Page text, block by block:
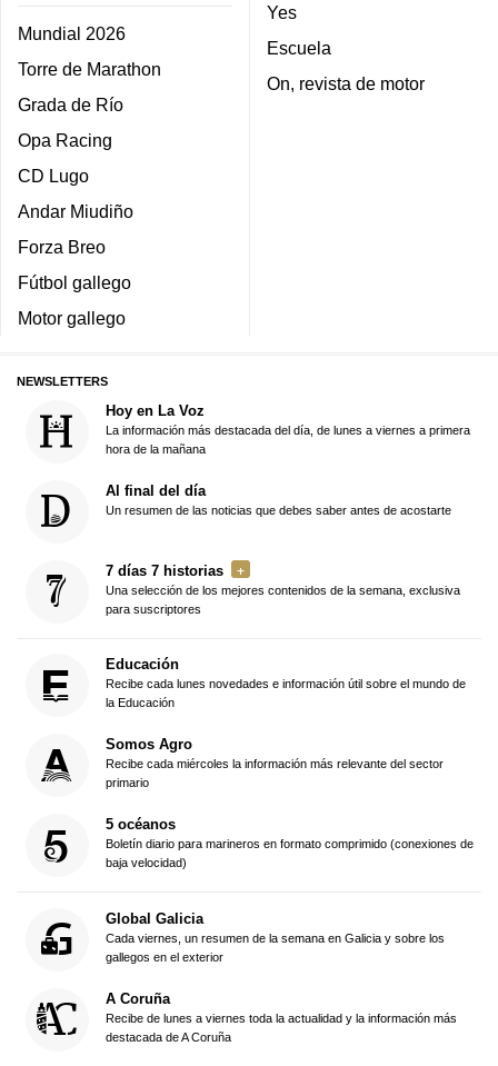
Mundial 2026
Torre de Marathon
Grada de Río
Opa Racing
CD Lugo
Andar Miudiño
Forza Breo
Fútbol gallego
Motor gallego
Yes
Escuela
On, revista de motor
NEWSLETTERS
Hoy en La Voz
La información más destacada del día, de lunes a viernes a primera
hora de la mañana
Al final del día
Un resumen de las noticias que debes saber antes de acostarte
7 días 7 historias
Una selección de los mejores contenidos de la semana, exclusiva
para suscriptores
Educación
Recibe cada lunes novedades e información útil sobre el mundo de
la Educación
Somos Agro
Recibe cada miércoles la información más relevante del sector
primario
5 océanos
Boletín diario para marineros en formato comprimido (conexiones de
baja velocidad)
Global Galicia
Cada viernes, un resumen de la semana en Galicia y sobre los
gallegos en el exterior
A Coruña
Recibe de lunes a viernes toda la actualidad y la información más
destacada de A Coruña